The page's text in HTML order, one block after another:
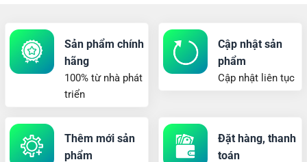
Sản phẩm chính
hãng
100% từ nhà phát
triển
Cập nhật sản
phẩm
Cập nhật liên tục
Thêm mới sản
phẩm
Đặt hàng, thanh
toán